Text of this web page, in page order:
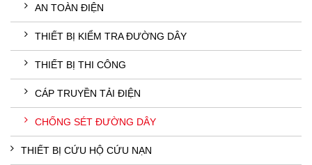
AN TOÀN ĐIỆN
THIẾT BỊ KIỂM TRA ĐƯỜNG DÂY
THIẾT BỊ THI CÔNG
CÁP TRUYỀN TẢI ĐIỆN
CHỐNG SÉT ĐƯỜNG DÂY
THIẾT BỊ CỨU HỘ CỨU NẠN